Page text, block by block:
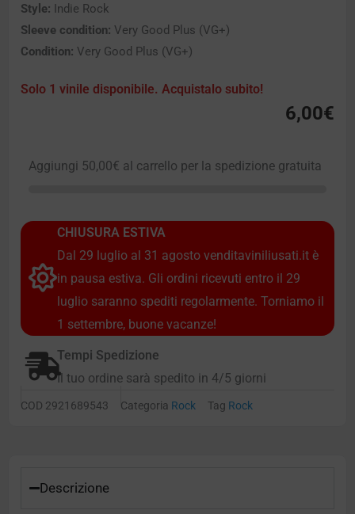
Style: Indie Rock
Sleeve condition: Very Good Plus (VG+)
Condition: Very Good Plus (VG+)
Solo 1 vinile disponibile. Acquistalo subito!
6,00€
Aggiungi 50,00€ al carrello per la spedizione gratuita
CHIUSURA ESTIVA
Dal 29 luglio al 31 agosto venditaviniliusati.it è
in pausa estiva. Gli ordini ricevuti entro il 29
luglio saranno spediti regolarmente. Torniamo il
1 settembre, buone vacanze!
Tempi Spedizione
Il tuo ordine sarà spedito in 4/5 giorni
COD 2921689543 Categoria Rock Tag Rock
Descrizione